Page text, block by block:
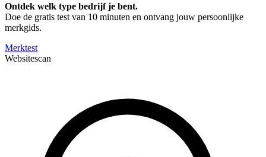
Ontdek welk type bedrijf je bent.
Doe de gratis test van 10 minuten en ontvang jouw persoonlijke
merkgids.
Merktest
Websitescan